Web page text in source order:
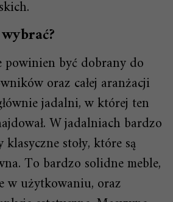
powinien być dobrany do
oraz całej aranżacji
jadalni, w której ten
W jadalniach bardzo
stoły, które są
To bardzo solidne meble,
w użytkowaniu, oraz